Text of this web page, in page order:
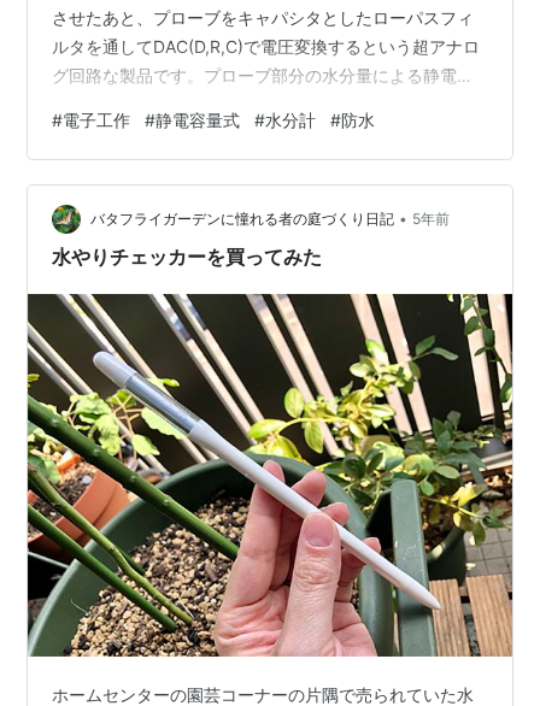
させたあと、プローブをキャパシタとしたローパスフィ
ルタを通してDAC(D,R,C)で電圧変換するという超アナロ
グ回路な製品です。プローブ部分の水分量による静電容
えの土などに挿して土中水分量を測る事などが目的なの
ですが、水の中に入れるのにいかんせん防水対策が取ら
れていません。そこで即席で防水対策を取ることにしま
した。まずは3PのXHコネクタを外し、防水しやすい様フ
ラットケーブルでの引き出しに変更します。そして準備
#電子工作 #静電容量式 #水分計 #防水
バタフライガーデンに憧れる者の庭づくり日記 • 5年前
水やりチェッカーを買ってみた
ホームセンターの園芸コーナーの片隅で売られていた水